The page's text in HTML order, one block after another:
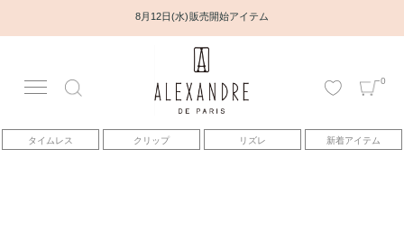
8月12日(水) 販売開始アイテム
0
タイムレス クリップ リズレ 新着アイテム
アカウント
アイテム